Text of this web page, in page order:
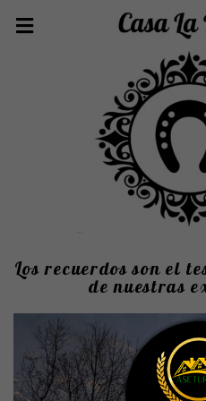
Los recuerdos son el
de nuestras